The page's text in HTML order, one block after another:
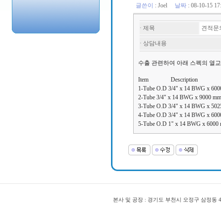
글쓴이 :Joel 날짜 : 08-10-15
· 제목 견적문
· 상담내용
수출 관련하여 아래 스펙의 열
Item
1-Tube O.D 3/4" x 14 BWG x
2-Tube 3/4" x 14 BWG x 9000
3-Tube O.D 3/4" x 14 BWG x
4-Tube O.D 3/4" x 14 BWG x
5-Tube O.D 1" x 14 BWG x 6000
본사 및 공장 : 경기도 부천시 오정구 삼정